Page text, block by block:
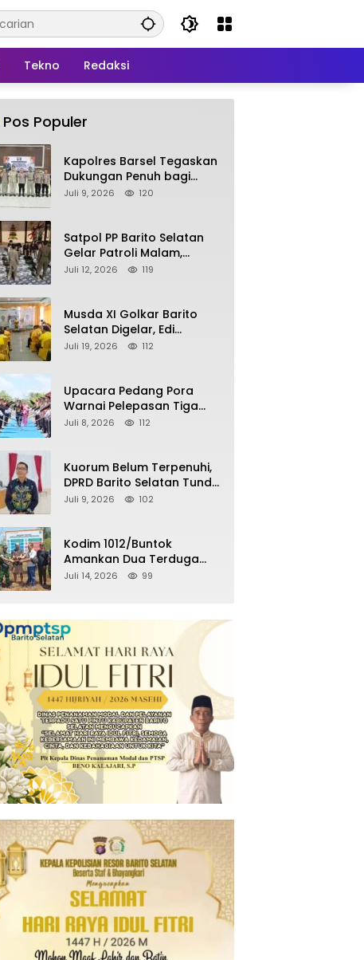
Tekno Redaksi
Pos Populer
Kapolres Barsel Tegaskan
Dukungan Penuh bagi
Pengembangan KBPPP
Juli 9, 2026 120
Satpol PP Barito Selatan
Gelar Patroli Malam,
Tindak Lanjuti Keluhan
Juli 12, 2026 119
Musda XI Golkar Barito
Selatan Digelar, Edi
Pratowo Targetkan
Juli 19, 2026 112
Upacara Pedang Pora
Warnai Pelepasan Tiga
Perwira Polres Barito
Juli 8, 2026 112
Kuorum Belum Terpenuhi,
DPRD Barito Selatan Tunda
Paripurna Persetujuan
APBD 2025
Juli 9, 2026 102
Kodim 1012/Buntok
Amankan Dua Terduga
Pencuri Aset Perusahaan
Disita
Juli 14, 2026 99